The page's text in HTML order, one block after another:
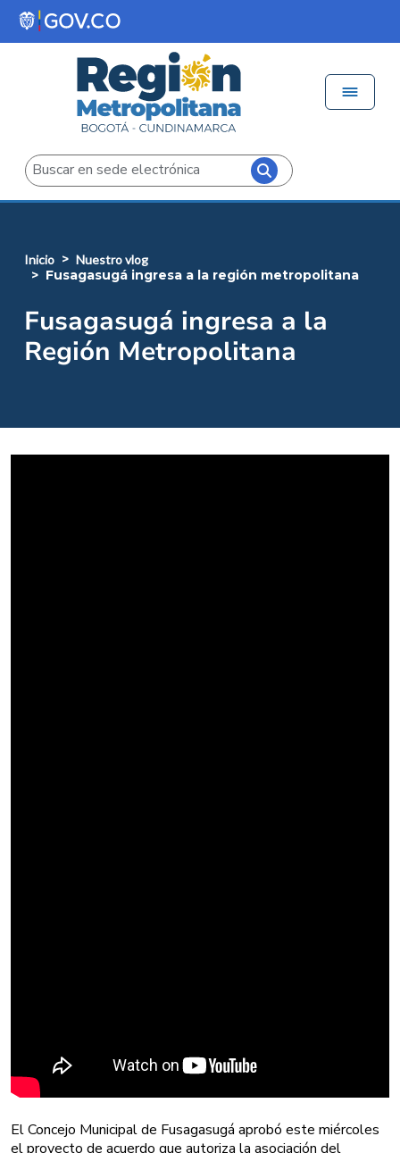
Pasar al contenido principal
Buscar
inicio nuestro vlog
fusagasugá ingresa a la región metropolitana
Fusagasugá ingresa a la
Región Metropolitana
El Concejo Municipal de Fusagasugá aprobó este miércoles
el proyecto de acuerdo que autoriza la asociación del